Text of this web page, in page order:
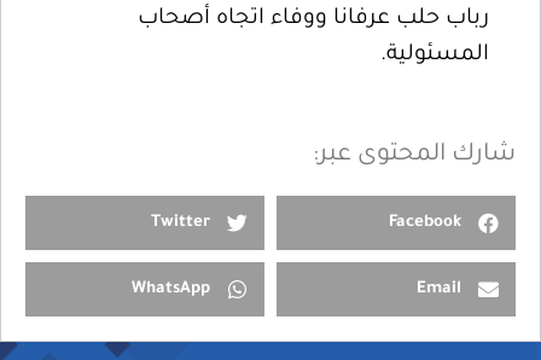
رباب حلب عرفانا ووفاء اتجاه أصحاب
المسئولية.
شارك المحتوى عبر:
Facebook
Twitter
Email
WhatsApp